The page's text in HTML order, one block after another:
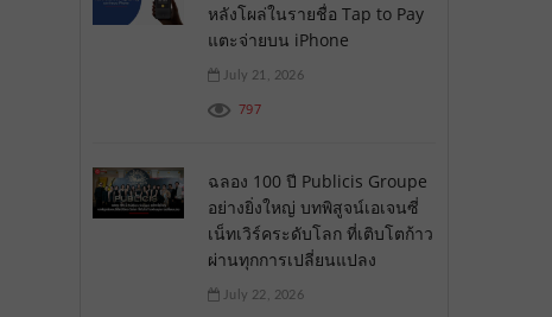
หลังโผล่ในรายชื่อ Tap to Pay
แตะจ่ายบน iPhone
July 21, 2026
797
ฉลอง 100 ปี Publicis Groupe
อย่างยิ่งใหญ่ บทพิสูจน์เอเจนซี่
เน็ทเวิร์คระดับโลก ที่เติบโตก้าว
ผ่านทุกการเปลี่ยนแปลง
July 22, 2026